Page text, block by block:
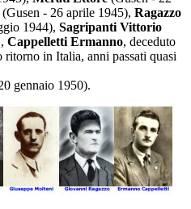
(Gusen - 26 aprile 1945), Ragazzo
1944), Sagripanti Vittorio
Cappelletti Ermanno, deceduto
in Italia, anni passati quasi
gennaio 1950).